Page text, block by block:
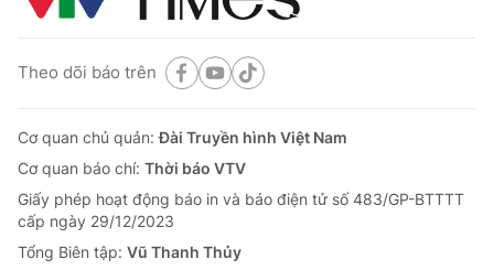
Theo dõi báo trên
Cơ quan chủ quản:Đài Truyền hình Việt Nam
Cơ quan báo chí: Thời báo VTV
Giấy phép hoạt động báo in và báo điện tử số 483/GP-BTTTT
cấp ngày 29/12/2023
Tổng Biên tập: Vũ Thanh Thủy